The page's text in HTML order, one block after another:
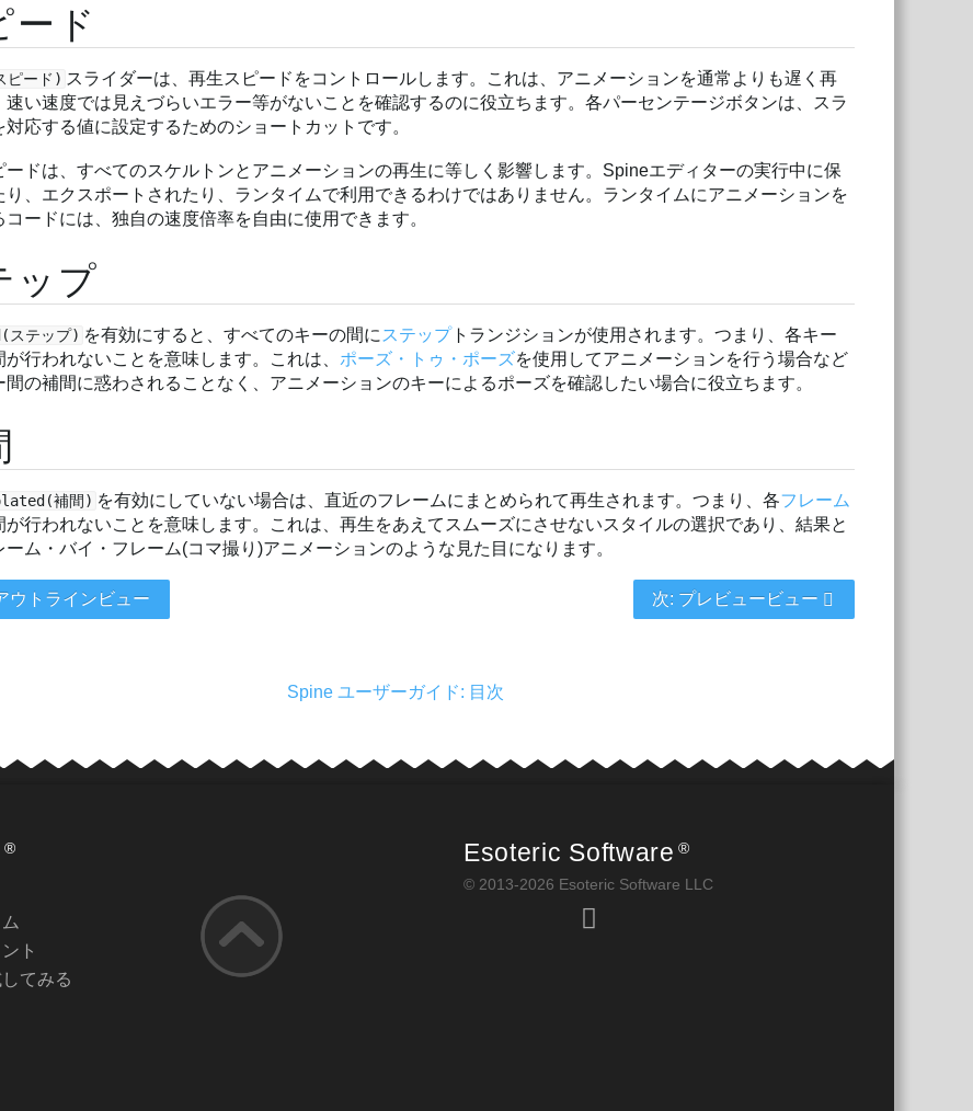
ード
ピード) スライダーは、再生スピードをコントロールします。これは、アニメーションを通常よりも遅く再
速い速度では見えづらいエラー等がないことを確認するのに役立ちます。各パーセンテージボタンは、スラ
対応する値に設定するためのショートカットです。
ードは、すべてのスケルトンとアニメーションの再生に等しく影響します。Spineエディターの実行中に保
り、エクスポートされたり、ランタイムで利用できるわけではありません。ランタイムにアニメーションを
コードには、独自の速度倍率を自由に使用できます。
ップ
ステップ) を有効にすると、すべてのキーの間に ステップトランジションが使用されます。つまり、各キー
が行われないことを意味します。これは、 ポーズ・トゥ・ポーズを使用してアニメーションを行う場合など
間の補間に惑わされることなく、アニメーションのキーによるポーズを確認したい場合に役立ちます。
補間) を有効にしていない場合は、直近のフレームにまとめられて再生されます。つまり、各フレーム
が行われないことを意味します。これは、再生をあえてスムーズにさせないスタイルの選択であり、結果と
ーム・バイ・フレーム(コマ撮り)アニメーションのような見た目になります。
次: プレビュービュー
ウトラインビュー
Spine ユーザーガイド: 目次
®
ト
てみる
Esoteric Software ®
© 2013-2026 Esoteric Software LLC